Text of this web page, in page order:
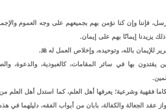
فإننا وإن كنا نؤمن بهم بجميعهم على وجه العموم
ذلك يزيدنا إيمانًا بهم على إيمان.
بالله، وتوحيده، وإخلاص العمل له
.
يقتدون بها في سائر المقامات، كالعبودية، والدعوة،
فقهية وشرعية؛ يعرفها أهل العلم، كما استدل أهل العلم
عقد الجعالة والكفالة، بابان من أبواب الفقه، دليلهما